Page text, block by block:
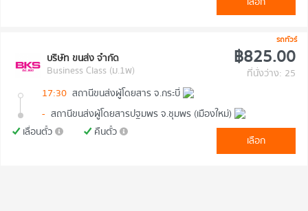
รถทัวร์
บริษัท ขนส่ง จำกัด
Business Class (ม.1พ)
฿825.00
ที่นั่งว่าง: 25
17:30 สถานีขนส่งผู้โดยสาร จ.กระบี่
- สถานีขนส่งผู้โดยสารปฐมพร จ.ชุมพร (เมืองใหม่)
เลื่อนตั๋ว
คืนตั๋ว
เลือก